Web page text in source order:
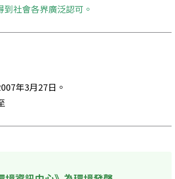
社會各界廣泛認可。
年3月27日。